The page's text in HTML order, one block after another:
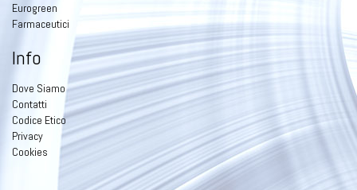
Eurogreen
Farmaceutici
Info
Dove Siamo
Contatti
Codice Etico
Privacy
Cookies